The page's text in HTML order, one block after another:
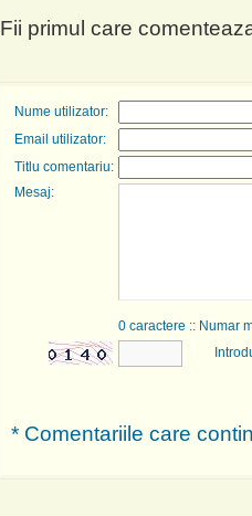
Fii primul care
Nume utilizator:
Email utilizator:
Titlu comentariu:
Mesaj:
0 caractere :: Numar
* Comentariile care